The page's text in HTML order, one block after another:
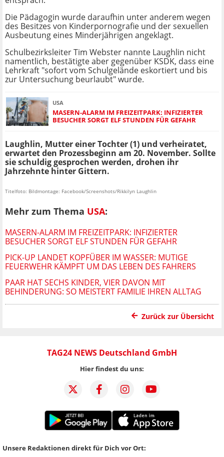
Die Pädagogin wurde daraufhin unter anderem wegen
des Besitzes von Kinderpornografie und der sexuellen
Ausbeutung eines Minderjährigen angeklagt.
Schulbezirksleiter Tim Webster nannte Laughlin nicht
namentlich, bestätigte aber gegenüber KSDK, dass eine
Lehrkraft "sofort vom Schulgelände eskortiert und bis
zur Untersuchung beurlaubt" wurde.
USA
MASERN-ALARM IM FREIZEITPARK: INFIZIERTER
BESUCHER SORGT ELF STUNDEN FÜR GEFAHR
Laughlin, Mutter einer Tochter (1) und verheiratet,
erwartet den Prozessbeginn am 20. November. Sollte
sie schuldig gesprochen werden, drohen ihr
Jahrzehnte hinter Gittern.
Titelfoto: Bildmontage: Facebook/Screenshots/Rikkilyn Laughlin
Mehr zum Thema USA:
MASERN-ALARM IM FREIZEITPARK: INFIZIERTER
BESUCHER SORGT ELF STUNDEN FÜR GEFAHR
PICK-UP LANDET KOPFÜBER IM WASSER: MUTIGE
FEUERWEHR KÄMPFT UM DAS LEBEN DES FAHRERS
PAAR HAT SECHS KINDER, VIER DAVON MIT
BEHINDERUNG: SO MEISTERT FAMILIE IHREN ALLTAG
Zurück zur Übersicht
TAG24 NEWS Deutschland GmbH
Hier findest du uns:
Unsere Redaktionen direkt für Dich vor Ort: